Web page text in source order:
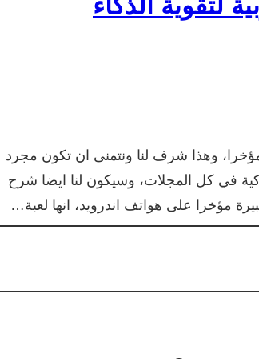
لتقوية الذكاء
مؤخرا، وهذا شرف لنا ونتمنى ان تكون مجرد
في كل المجلات، وسيكون لنا ايضا شرح
مؤخرا على هواتف اندرويد، انها لعبة…